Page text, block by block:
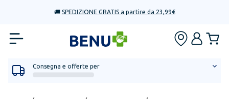
🚚 SPEDIZIONE GRATIS a partire da 23,99€
Consegna e offerte per